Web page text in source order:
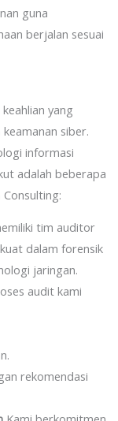
guna
berjalan sesuai
yang
siber.
informasi
adalah beberapa
tim auditor
dalam forensik
jaringan.
audit kami
rekomendasi